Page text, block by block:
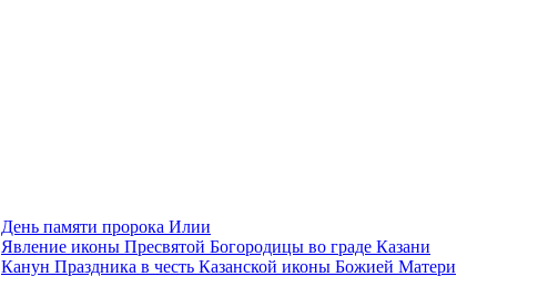
День памяти пророка Илии
Явлeние иконы Пресвятой Богородицы во граде Казани
Канун Праздника в честь Казанской иконы Божией Матери